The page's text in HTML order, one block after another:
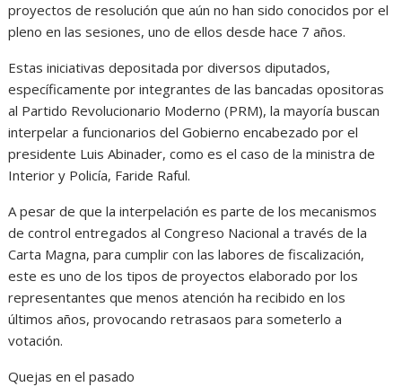
proyectos de resolución que aún no han sido conocidos por el
pleno en las sesiones, uno de ellos desde hace 7 años.
Estas iniciativas depositada por diversos diputados,
específicamente por integrantes de las bancadas opositoras
al Partido Revolucionario Moderno (PRM), la mayoría buscan
interpelar a funcionarios del Gobierno encabezado por el
presidente Luis Abinader, como es el caso de la ministra de
Interior y Policía, Faride Raful.
A pesar de que la interpelación es parte de los mecanismos
de control entregados al Congreso Nacional a través de la
Carta Magna, para cumplir con las labores de fiscalización,
este es uno de los tipos de proyectos elaborado por los
representantes que menos atención ha recibido en los
últimos años, provocando retrasaos para someterlo a
votación.
Quejas en el pasado